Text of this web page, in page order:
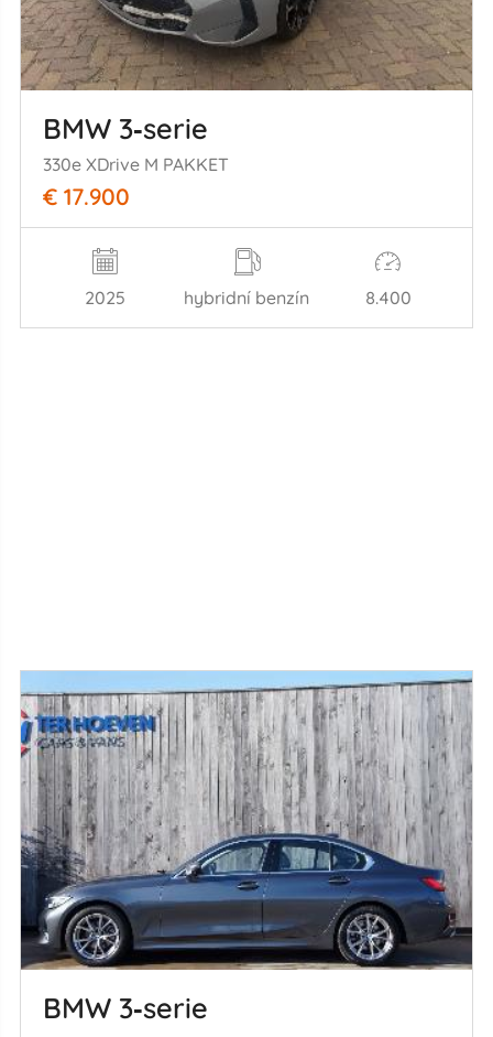
BMW 3‑serie
330e XDrive M PAKKET
€ 17.900
2025 hybridní benzín 8.400
BMW 3‑serie